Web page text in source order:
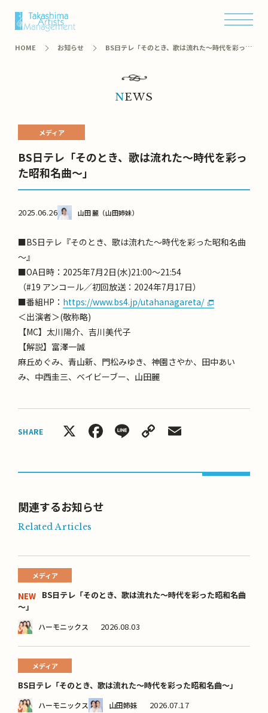
HOME お知らせ
BS日テレ「そのとき、歌は流れた～時代を彩った
NEWS
BS日テレ「そのとき、歌は流れた～時代を彩っ
た昭和名曲～」
メディア
2025.06.26 山田 麗（山田姉妹）
■BS日テレ『そのとき、歌は流れた～時代を彩った昭和名曲
～』
■OA日時：2025年7月2日(水)21:00～21:54
（#19 アンコール／初回放送：2024年7月17日）
■番組HP： https://www.bs4.jp/utahanagareta/
＜出演者＞(敬称略)
【MC】太川陽介、吉川美代子
【解説】富澤一誠
麻丘めぐみ、青山新、門松みゆき、神園さやか、田中あい
み、中西圭三、ベイビーブー、山田麗
SHARE X Facebook
LineCopy
関連するお知らせ
Related Articles
メディア
NEW BS日テレ「そのとき、歌は流れた～時代を彩った昭和名曲
～」
ハーモニックス 2026.08.03
メディア
BS日テレ「そのとき、歌は流れた～時代を彩った昭和名曲～」
ハーモニックス 山田姉妹 2026.07.17